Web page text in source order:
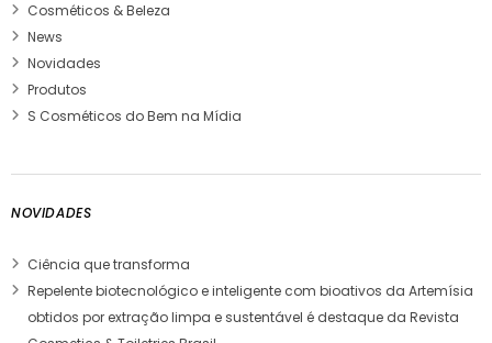
Cosméticos & Beleza
News
Novidades
Produtos
S Cosméticos do Bem na Mídia
NOVIDADES
Ciência que transforma
Repelente biotecnológico e inteligente com bioativos da Artemísia
obtidos por extração limpa e sustentável é destaque da Revista